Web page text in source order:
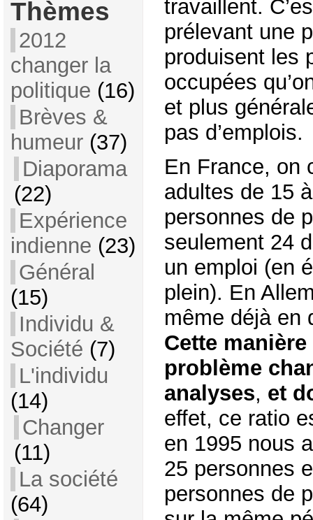
Thèmes
2012
changer la
politique (16)
Brèves &
humeur(37)
Diaporama
(22)
Expérience
indienne (23)
Général
(15)
Individu &
Société (7)
L'individu
(14)
Changer
(11)
La société
(64)
travaillent.
prélevant une
produisent les
occupées
et plus
pas d’emplois.
En France, on
adultes de 15
personnes de
seulement 24
un emploi (en
plein). En
même déjà en
Cette manière
problème
analyses, et
effet, ce ratio
en 1995 nous
25 personnes
personnes de